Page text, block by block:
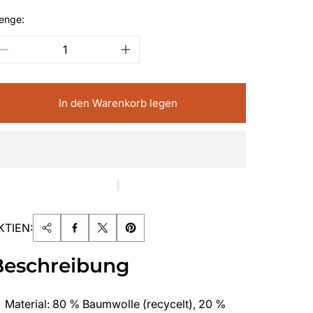
In den Warenkorb legen
Material: 80 % Baumwolle (recycelt), 20 %